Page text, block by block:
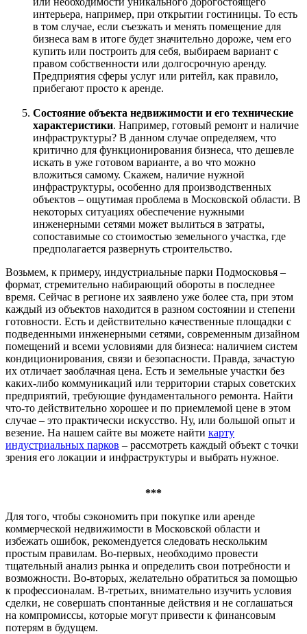
интерьера, например, при открытии гостиницы. То есть
в том случае, если съезжать и менять помещение для
бизнеса вам в итоге будет значительно дороже, чем его
купить или построить для себя, выбираем вариант с
правом собственности или долгосрочную аренду.
Предприятия сферы услуг или ритейл, как правило,
прибегают просто к аренде.
Состояние объекта недвижимости и его технические
характеристики. Например, готовый ремонт и наличие
инфраструктуры? В данном случае определяем, что
критично для функционирования бизнеса, что дешевле
искать в уже готовом варианте, а во что можно
вложиться самому. Скажем, наличие нужной
инфраструктуры, особенно для производственных
объектов – ощутимая проблема в Московской области. В
некоторых ситуациях обеспечение нужными
инженерными сетями может вылиться в затраты,
сопоставимые со стоимостью земельного участка, где
предполагается развернуть строительство.
Возьмем, к примеру, индустриальные парки Подмосковья –
формат, стремительно набирающий обороты в последнее
время. Сейчас в регионе их заявлено уже более ста, при этом
каждый из объектов находится в разном состоянии и степени
готовности. Есть и действительно качественные площадки с
подведенными инженерными сетями, современным дизайном
помещений и всеми условиями для бизнеса: наличием систем
кондиционирования, связи и безопасности. Правда, зачастую
их отличает заоблачная цена. Есть и земельные участки без
каких-либо коммуникаций или территории старых советских
предприятий, требующие фундаментального ремонта. Найти
что-то действительно хорошее и по приемлемой цене в этом
случае – это практически искусство. Ну, или большой опыт и
везение. На нашем сайте вы можете найти карту
индустриальных парков – рассмотреть каждый объект с точки
зрения его локации и инфраструктуры и выбрать нужное.
***
Для того, чтобы сэкономить при покупке или аренде
коммерческой недвижимости в Московской области и
избежать ошибок, рекомендуется следовать нескольким
простым правилам. Во-первых, необходимо провести
тщательный анализ рынка и определить свои потребности и
возможности. Во-вторых, желательно обратиться за помощью
к профессионалам. В-третьих, внимательно изучить условия
сделки, не совершать спонтанные действия и не соглашаться
на компромиссы, которые могут привести к финансовым
потерям в будущем.